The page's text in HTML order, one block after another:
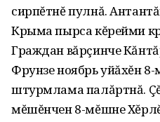
сирпĕтнĕ пулнă.
Крыма пырса кĕрейми
Граждан вăрçинче
Фрунзе ноябрь уйăхĕн
штурмлама палăртнă.
мĕшĕнчен 8-мĕшне